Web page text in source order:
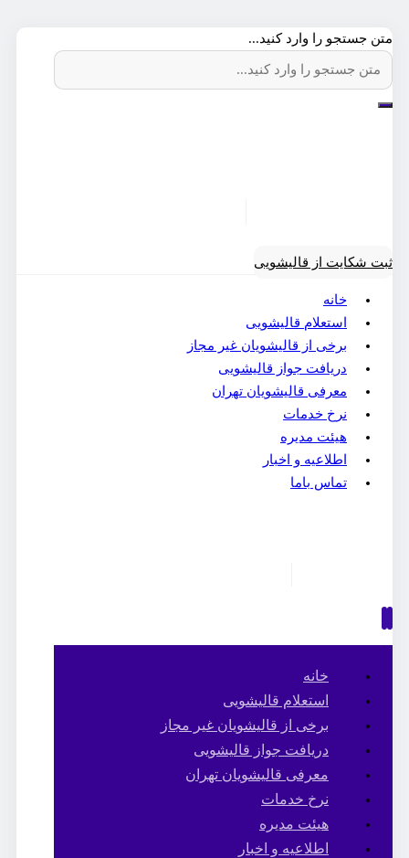
متن جستجو را وارد کنید...
ثبت شکایت از قالیشویی
خانه
استعلام قالیشویی
برخی از قالیشویان غیر مجاز
دریافت جواز قالیشویی
معرفی قالیشویان تهران
نرخ خدمات
هیئت مدیره
اطلاعیه و اخبار
تماس باما
خانه
استعلام قالیشویی
برخی از قالیشویان غیر مجاز
دریافت جواز قالیشویی
معرفی قالیشویان تهران
نرخ خدمات
هیئت مدیره
اطلاعیه و اخبار